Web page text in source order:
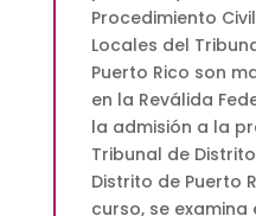
quantityProcedimiento
Locales del
Puerto Rico son
en la Reválida
la admisión a la
Tribunal de
Distrito de Puerto
curso, se